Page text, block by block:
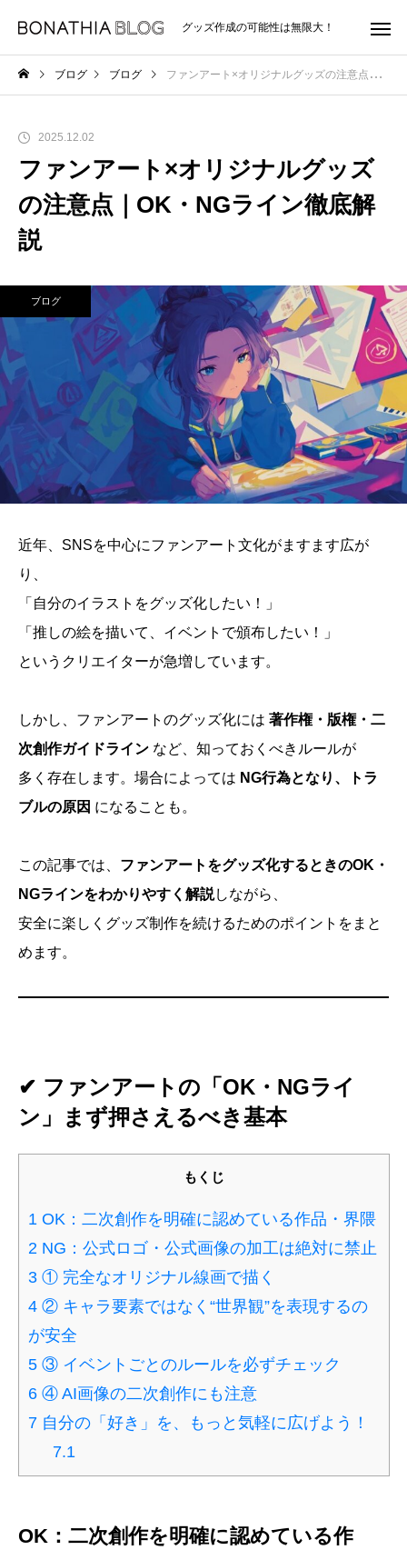
グッズ作成の可能性は無限大！
ブログ ブログ ファンアート×オリジナルグッズの注意点｜OK・NGライン徹底解説
2025.12.02
ファンアート×オリジナルグッズ
の注意点｜OK・NGライン徹底解
説
ブログ
近年、SNSを中心にファンアート文化がますます広が
り、
「自分のイラストをグッズ化したい！」
「推しの絵を描いて、イベントで頒布したい！」
というクリエイターが急増しています。
しかし、ファンアートのグッズ化には 著作権・版権・二
次創作ガイドライン など、知っておくべきルールが
多く存在します。場合によっては NG行為となり、トラ
ブルの原因 になることも。
この記事では、 ファンアートをグッズ化するときのOK・
NGラインをわかりやすく解説しながら、
安全に楽しくグッズ制作を続けるためのポイントをまと
めます。
✔ ファンアートの「OK・NGライ
ン」まず押さえるべき基本
もくじ
1 OK：二次創作を明確に認めている作品・界隈
2 NG：公式ロゴ・公式画像の加工は絶対に禁止
3 ① 完全なオリジナル線画で描く
4 ② キャラ要素ではなく“世界観”を表現するの
が安全
5 ③ イベントごとのルールを必ずチェック
6 ④ AI画像の二次創作にも注意
7 自分の「好き」を、もっと気軽に広げよう！
7.1
OK：二次創作を明確に認めている作